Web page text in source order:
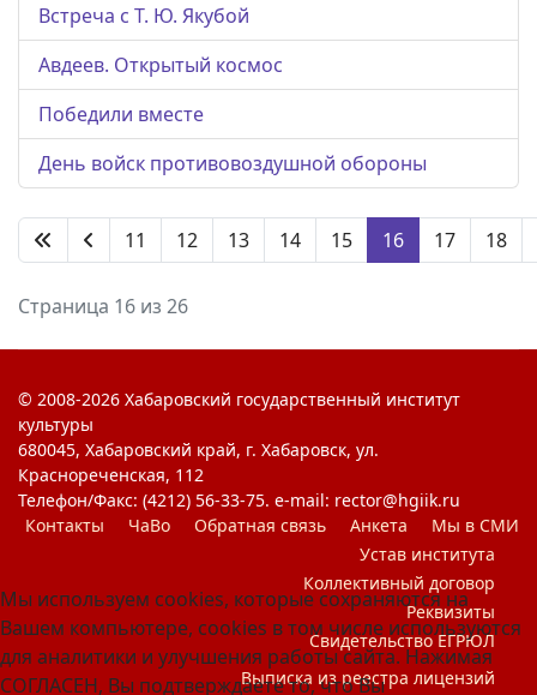
Встреча с Т. Ю. Якубой
Авдеев. Открытый космос
Победили вместе
День войск противовоздушной обороны
11 12 13 14 15 16 17 18
Страница 16 из 26
© 2008-2026 Хабаровский государственный институт
культуры
680045, Хабаровский край, г. Хабаровск, ул.
Краснореченская, 112
Телефон/Факс: (4212) 56-33-75. e-mail: rector@hgiik.ru
Контакты
ЧаВо Обратная связь Анкета
Мы в СМИ
Устав института
Коллективный договор
Реквизиты
Свидетельство ЕГРЮЛ
Выписка из реестра лицензий
Мы используем cookies, которые сохраняются на
Вашем компьютере, cookies в том числе используются
для аналитики и улучшения работы сайта. Нажимая
СОГЛАСЕН, Вы подтверждаете то, что Вы